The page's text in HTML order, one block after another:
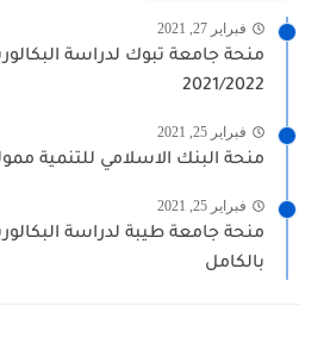
فبراير 27, 2021
منحة جامعة تبوك لدراسة
2021/2022
فبراير 25, 2021
منحة البنك الاسلامي للتنمية ممولة
فبراير 25, 2021
بالكامل